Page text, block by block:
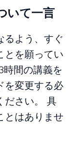
いて一言
るよう、すぐ
とを願ってい
時間の講義を
を変更する必
ださい。 具
とはありませ